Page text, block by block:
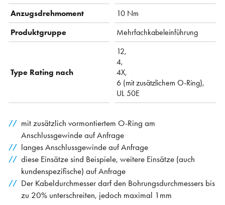
Anzugsdrehmoment
10 Nm
Produktgruppe
Mehrfachkabeleinführung
Type Rating nach
12,
4,
4X,
6 (mit zusätzlichem O-Ring),
UL 50E
mit zusätzlich vormontiertem O-Ring am
Anschlussgewinde auf Anfrage
langes Anschlussgewinde auf Anfrage
diese Einsätze sind Beispiele, weitere Einsätze (auch
kundenspezifische) auf Anfrage
Der Kabeldurchmesser darf den Bohrungsdurchmessers bis
zu 20% unterschreiten, jedoch maximal 1mm